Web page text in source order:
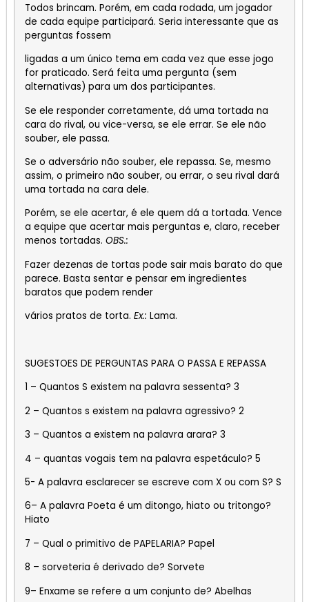
Todos brincam. Porém, em cada rodada, um jogador
de cada equipe participará. Seria interessante que as
perguntas fossem
ligadas a um único tema em cada vez que esse jogo
for praticado. Será feita uma pergunta (sem
alternativas) para um dos participantes.
Se ele responder corretamente, dá uma tortada na
cara do rival, ou vice-versa, se ele errar. Se ele não
souber, ele passa.
Se o adversário não souber, ele repassa. Se, mesmo
assim, o primeiro não souber, ou errar, o seu rival dará
uma tortada na cara dele.
Porém, se ele acertar, é ele quem dá a tortada. Vence
a equipe que acertar mais perguntas e, claro, receber
menos tortadas. OBS.:
Fazer dezenas de tortas pode sair mais barato do que
parece. Basta sentar e pensar em ingredientes
baratos que podem render
vários pratos de torta. Ex.: Lama.
SUGESTOES DE PERGUNTAS PARA O PASSA E REPASSA
1 – Quantos S existem na palavra sessenta? 3
2 – Quantos s existem na palavra agressivo? 2
3 – Quantos a existem na palavra arara? 3
4 – quantas vogais tem na palavra espetáculo? 5
5- A palavra esclarecer se escreve com X ou com S? S
6– A palavra Poeta é um ditongo, hiato ou tritongo?
Hiato
7 – Qual o primitivo de PAPELARIA? Papel
8 – sorveteria é derivado de? Sorvete
9– Enxame se refere a um conjunto de? Abelhas